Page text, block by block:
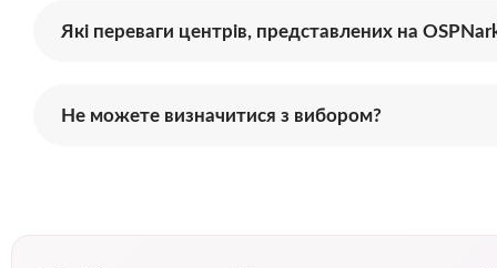
Які переваги центрів, представлених на
Не можете визначитися з вибором?